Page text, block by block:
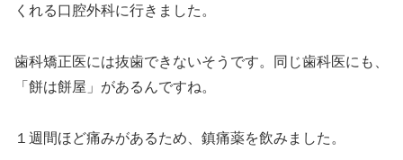
くれる口腔外科に行きました。
歯科矯正医には抜歯できないそうです。同じ歯科医にも、
「餅は餅屋」があるんですね。
１週間ほど痛みがあるため、鎮痛薬を飲みました。